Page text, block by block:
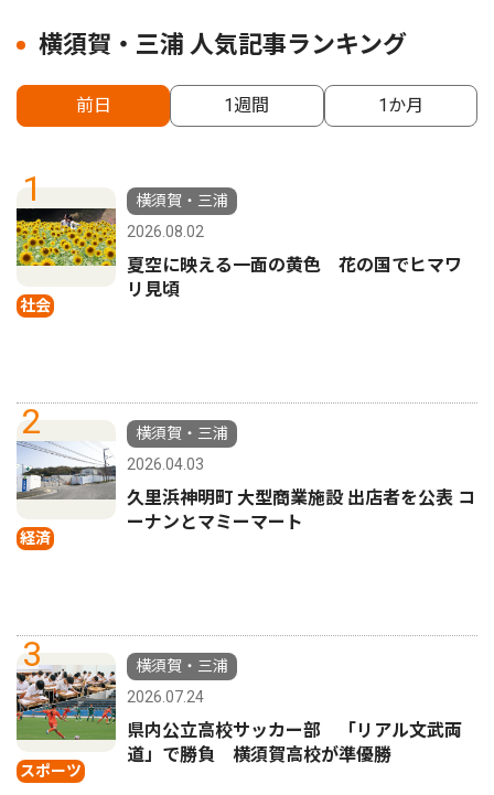
横須賀・三浦 人気記事ランキング
前日 1週間 1か月
1
社会
横須賀・三浦
2026.08.02
夏空に映える一面の黄色 花の国でヒマワ
リ見頃
2
経済
横須賀・三浦
2026.04.03
久里浜神明町 大型商業施設 出店者を公表 コ
ーナンとマミーマート
3
スポーツ
横須賀・三浦
2026.07.24
県内公立高校サッカー部 「リアル文武両
道」で勝負 横須賀高校が準優勝